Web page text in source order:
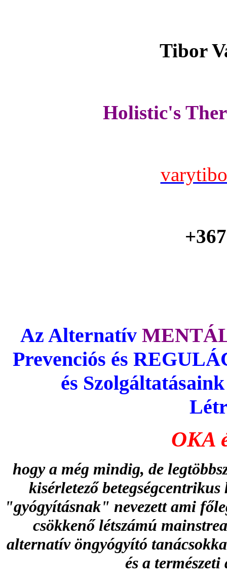
Tibor
Holistic's
Az Alternatív
Prevenciós és
és
OKA
hogy a még mindig, de
kisérletező
"gyógyításnak" nevezett ami
csökkenő létszámú
alternatív öngyógyító
és a